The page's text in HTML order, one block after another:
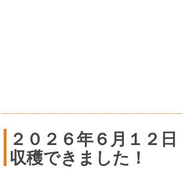
２０２６年６月１２日
収穫できました！